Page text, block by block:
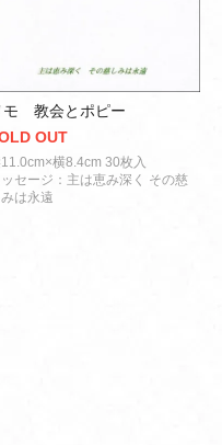
モ 教会とポピー
OUT
横8.4cm 30枚入
ッセージ：主は恵み深く その慈
みは永遠